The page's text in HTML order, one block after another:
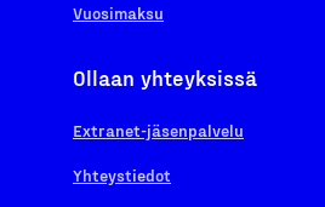
Vuosimaksu
Ollaan yhteyksissä
Extranet-jäsenpalvelu
Yhteystiedot